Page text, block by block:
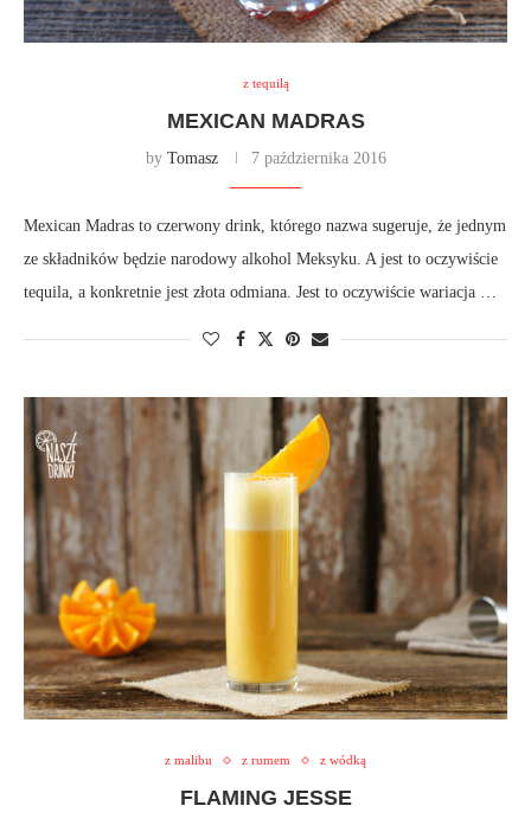
z tequilą
MEXICAN MADRAS
by Tomasz 7 października 2016
Mexican Madras to czerwony drink, którego nazwa sugeruje, że jednym
ze składników będzie narodowy alkohol Meksyku. A jest to oczywiście
tequila, a konkretnie jest złota odmiana. Jest to oczywiście wariacja …
z malibu z rumem z wódką
FLAMING JESSE